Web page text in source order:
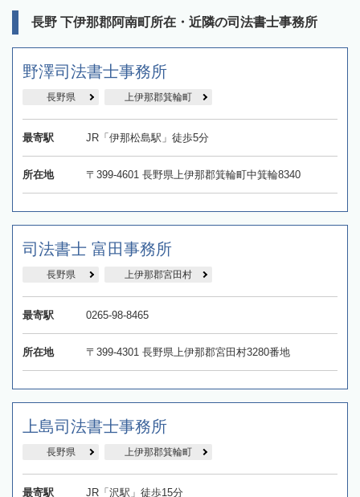
長野 下伊那郡阿南町所在・近隣の司法書士事務所
野澤司法書士事務所
長野県 上伊那郡箕輪町
最寄駅 JR「伊那松島駅」徒歩5分
所在地 〒399-4601 長野県上伊那郡箕輪町中箕輪8340
司法書士 富田事務所
長野県 上伊那郡宮田村
最寄駅 0265-98-8465
所在地 〒399-4301 長野県上伊那郡宮田村3280番地
上島司法書士事務所
長野県 上伊那郡箕輪町
最寄駅 JR「沢駅」徒歩15分